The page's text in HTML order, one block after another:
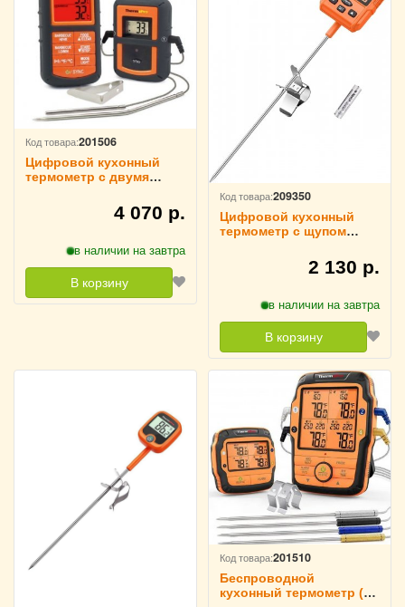
Код товара:201506
Цифровой кухонный
термометр с двумя
4 070 р.
в наличии на завтра
В корзину
Код товара:209350
Цифровой кухонный
термометр с щупом
2 130 р.
в наличии на завтра
В корзину
Код товара:201510
Беспроводной
кухонный термометр (4